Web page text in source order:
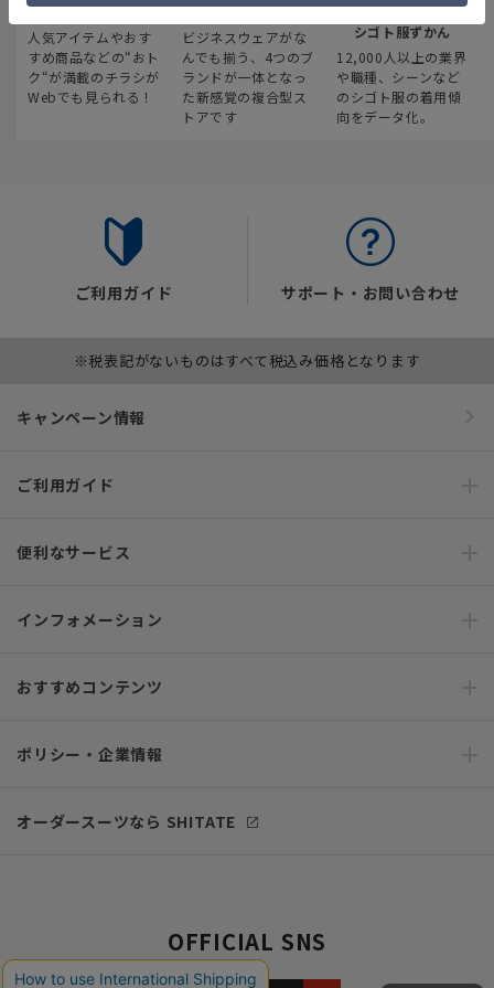
最新のお買い得情報
人気アイテムやおす
すめ商品などの“おト
ク“が満載のチラシが
Webでも見られる！
スーツスクエア
ビジネスウェアがな
んでも揃う、4つのブ
ランドが一体となっ
た新感覚の複合型ス
トアです
みんなの
シゴト服ずかん
12,000人以上の業界
や職種、シーンなど
のシゴト服の着用傾
向をデータ化。
ご利用ガイド サポート・お問い合わせ
※税表記がないものはすべて税込み価格となります
キャンペーン情報
ご利用ガイド
便利なサービス
インフォメーション
おすすめコンテンツ
ポリシー・企業情報
オーダースーツなら SHITATE
OFFICIAL SNS